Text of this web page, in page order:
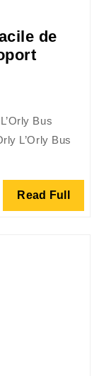
de
Bus
L’Orly Bus
Read Full Read
Full